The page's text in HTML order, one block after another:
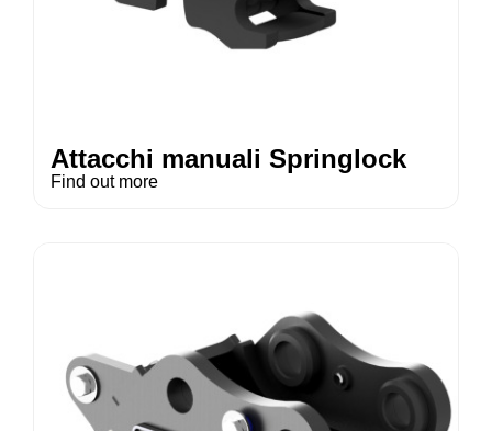
Attacchi manuali Springlock
Find out more